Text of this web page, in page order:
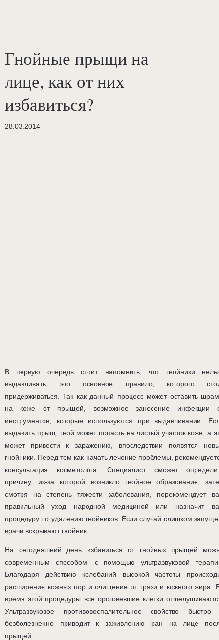
Гнойные прыщи на
лице, как от них
избавиться?
28.03.2014
В первую очередь стоит напомнить, что гнойники
выдавливать, это основное правило, которого
придерживаться. Так как данный процесс может оставить
на коже от прыщей, возможное занесение инфекции
инструментов, которые используются при выдавливании.
выдавить прыщ, гной может попасть на чистый участок коже, а
может привести к заражению, впоследствии появятся
гнойники. Перед тем как начать лечение проблемы,
консультация косметолога. Специалист сможет
причину, из-за которой возникло гнойное образование,
смотря на степень тяжести заболевания, порекомендует
правильный уход народной медициной или назначит
процедуру по удалению гнойников. Если случай слишком
врачи вскрывают гнойник.
На сегодняшний день избавиться от гнойных прыщей
современным способом, с помощью ультразвуковой
Благодаря действию колебаний высокой частоты
расширение кожных пор и очищение от грязи и кожного жира.
время этой процедуры все ороговевшие клетки
Ультразвуковое противовоспалительное свойство быстро
безболезненно приводит к заживлению ран на лице
прыщей.